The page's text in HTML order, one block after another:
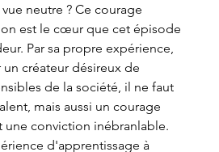
neutre ? Ce courage
est le cœur que cet épisode
Par sa propre expérience,
créateur désireux de
de la société, il ne faut
mais aussi un courage
une conviction inébranlable.
d'apprentissage à